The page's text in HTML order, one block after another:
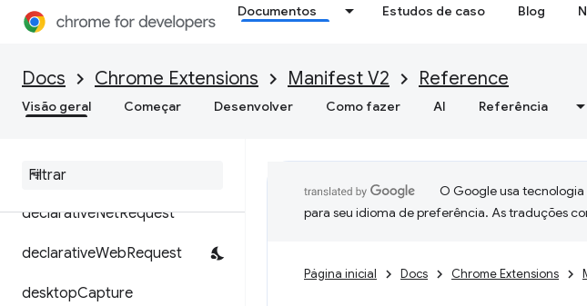
Documentos Estudos de caso Blog
Docs Chrome Extensions Manifest V2 Reference
Visão geral Começar Desenvolver Como fazer AI Referência
contentSettings
declarative
declarativeNetRequest
declarativeWebRequest
desktopCapture
O Google usa
para seu idioma de preferência. As traduções
Página inicial Docs Chrome Extensions